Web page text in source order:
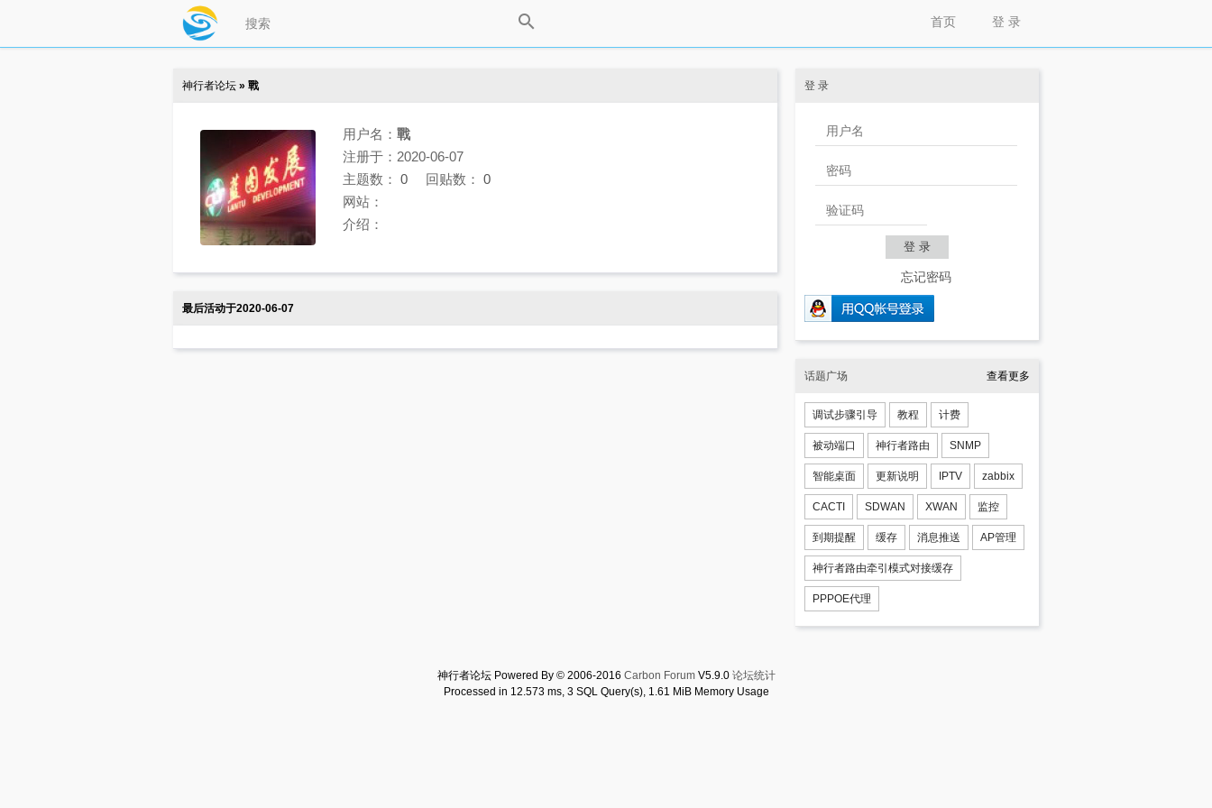
登 录
首页
神行者论坛 » 戰
用户名： 戰
注册于：2020-06-07
主题数： 0 回贴数： 0
网站：
介绍：
最后活动于2020-06-07
登 录
忘记密码
话题广场 查看更多
调试步骤引导 教程 计费
被动端口 神行者路由 SNMP
智能桌面 更新说明 IPTV zabbix
CACTI SDWAN XWAN 监控
到期提醒 缓存 消息推送 AP管理
神行者路由牵引模式对接缓存
PPPOE代理
神行者论坛 Powered By © 2006-2016 Carbon ForumV5.9.0 论坛统计
Processed in 12.573 ms, 3 SQL Query(s), 1.61 MiB Memory Usage